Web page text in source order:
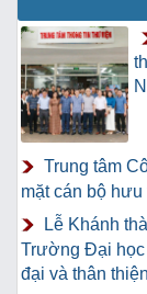
Trung tâm
mặt cán bộ hưu
Lễ Khánh
Trường Đại học
đại và thân thiện